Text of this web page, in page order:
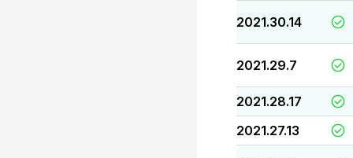
2021.30.14
2021.29.7
2021.28.17
2021.27.13